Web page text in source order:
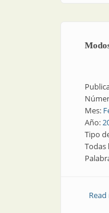
Mes:
Año:
Tipo
Todas